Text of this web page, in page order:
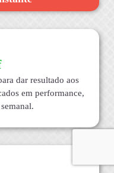
dar resultado aos
em performance,